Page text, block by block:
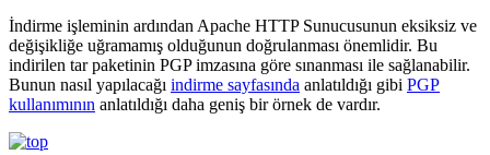
İndirme işleminin ardından Apache HTTP Sunucusunun eksiksiz ve
değişikliğe uğramamış olduğunun doğrulanması önemlidir. Bu
indirilen tar paketinin PGP imzasına göre sınanması ile sağlanabilir.
Bunun nasıl yapılacağı indirme sayfasında anlatıldığı gibi PGP
kullanımının anlatıldığı daha geniş bir örnek de vardır.